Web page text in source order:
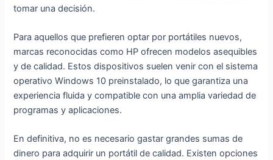
tomar una decisión.
Para aquellos que prefieren optar por portátiles nuevos,
marcas reconocidas como HP ofrecen modelos asequibles
y de calidad. Estos dispositivos suelen venir con el sistema
operativo Windows 10 preinstalado, lo que garantiza una
experiencia fluida y compatible con una amplia variedad de
programas y aplicaciones.
En definitiva, no es necesario gastar grandes sumas de
dinero para adquirir un portátil de calidad. Existen opciones